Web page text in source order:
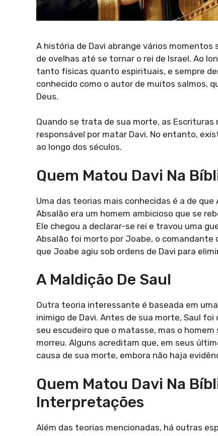
A história de Davi abrange vários
de ovelhas até se tornar o rei de Israel. Ao
tanto físicas quanto espirituais, e sempre
conhecido como o autor de muitos salmos,
Deus.
Quando se trata de sua morte, as
responsável por matar Davi. No entanto,
ao longo dos séculos.
Quem Matou Davi Na
Uma das teorias mais conhecidas é a de que
Absalão era um homem ambicioso que se
Ele chegou a declarar-se rei e travou uma
Absalão foi morto por Joabe, o comandante
que Joabe agiu sob ordens de Davi para
A Maldição De Saul
Outra teoria interessante é baseada em
inimigo de Davi. Antes de sua morte, Saul
seu escudeiro que o matasse, mas o
morreu. Alguns acreditam que, em seus
causa de sua morte, embora não haja
Quem Matou Davi Na
Interpretações
Além das teorias mencionadas, há outras